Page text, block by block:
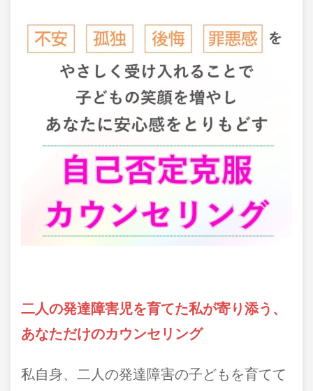
二人の発達障害児を育てた私が寄り添う、
あなただけのカウンセリング
私自身、二人の発達障害の子どもを育てて